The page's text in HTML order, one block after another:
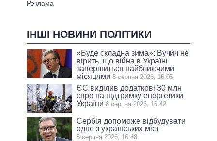
ІНШІ НОВИНИ ПОЛІТИКИ
«Буде складна зима»: Вучич не
вірить, що війна в Україні
завершиться найближчими
місяцями 8 серпня 2026, 16:05
ЄС виділив додаткові 30 млн
євро на підтримку енергетики
України 8 серпня 2026, 16:42
Сербія допоможе відбудувати
одне з українських міст
8 серпня 2026, 16:48